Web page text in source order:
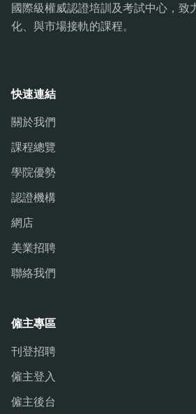
國際級權威認證培訓及考試中心，致
化、與市場接軌的課程。
快速連結
關於我們
課程總覽
學院優勢
認證機構
網店
美業招聘
聯絡我們
僱主專區
刊登招聘
僱主登入
僱主後台